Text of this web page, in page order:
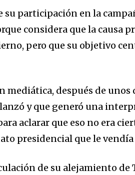
su participación en la
considera que la causa
pero que su objetivo
mediática, después de
y que generó una
aclarar que eso no era
presidencial que le vendía
de su alejamiento de